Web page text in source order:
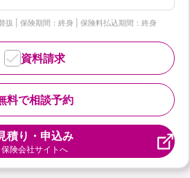
扱 | 保険期間：終身 | 保険料払込期間：終身
料で相談予約
資料請求
積り・申込み
保険会社サイトへ